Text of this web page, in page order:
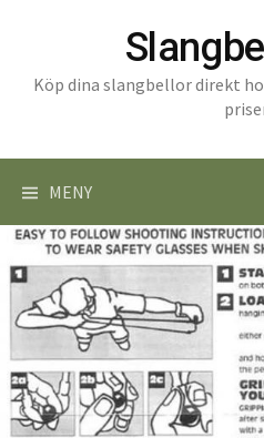
Köp dina slangbellor direkt
MENY